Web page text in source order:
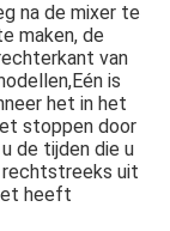
na de mixer te
maken, de
van
is
het in het
stoppen door
de tijden die u
uit
heeft